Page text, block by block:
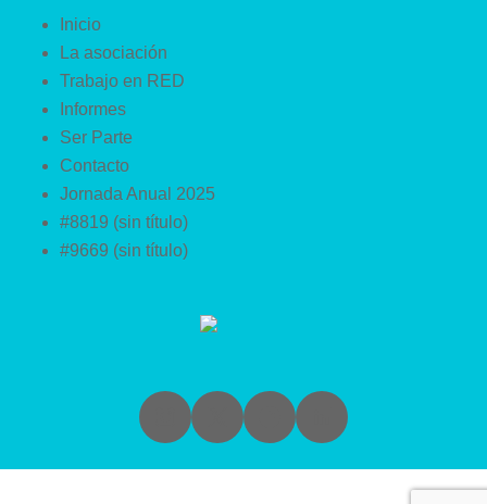
Inicio
La asociación
Trabajo en RED
Informes
Ser Parte
Contacto
Jornada Anual 2025
#8819 (sin título)
#9669 (sin título)